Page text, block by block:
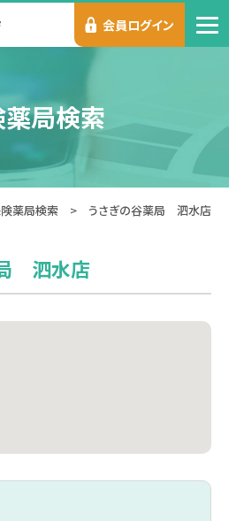
会員ログイン
局検索
薬局検索 うさぎの谷薬局 泗水店
泗水店